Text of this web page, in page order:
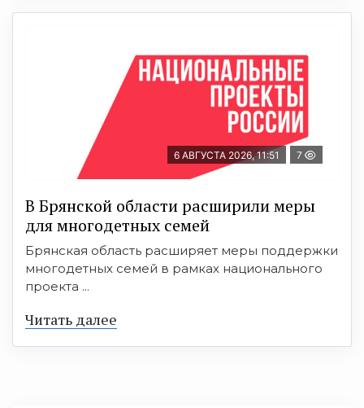
6 АВГУСТА 2026, 11:51 7
В Брянской области расширили меры
для многодетных семей
Брянская область расширяет меры поддержки
многодетных семей в рамках национального
проекта ...
Читать далее